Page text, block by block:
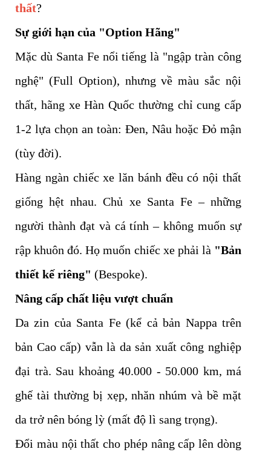
thất?
Sự giới hạn của "Option Hãng"
Mặc dù Santa Fe nổi tiếng là "ngập tràn công
nghệ" (Full Option), nhưng về màu sắc nội
thất, hãng xe Hàn Quốc thường chỉ cung cấp
1-2 lựa chọn an toàn: Đen, Nâu hoặc Đỏ mận
(tùy đời).
Hàng ngàn chiếc xe lăn bánh đều có nội thất
giống hệt nhau. Chủ xe Santa Fe – những
người thành đạt và cá tính – không muốn sự
rập khuôn đó. Họ muốn chiếc xe phải là "Bản
thiết kế riêng" (Bespoke).
Nâng cấp chất liệu vượt chuẩn
Da zin của Santa Fe (kể cả bản Nappa trên
bản Cao cấp) vẫn là da sản xuất công nghiệp
đại trà. Sau khoảng 40.000 - 50.000 km, má
ghế tài thường bị xẹp, nhăn nhúm và bề mặt
da trở nên bóng lỳ (mất độ lì sang trọng).
Đổi màu nội thất cho phép nâng cấp lên dòng